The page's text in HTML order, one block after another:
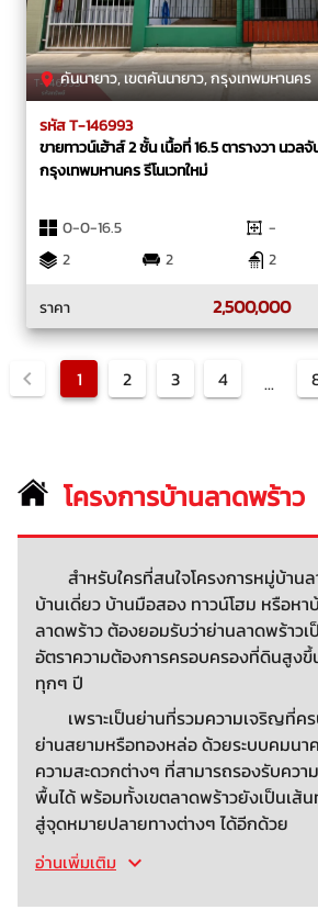
คันนายาว, เขตคันนายาว, กรุงเทพมหานคร
รหัส T-146993
ขายทาวน์เฮ้าส์ 2 ชั้น เนื้อที่ 16.5 ตารางวา นวล
กรุงเทพมหานคร รีโนเวทใหม่
0-0-16.5
-
2
2 2
ราคา
2,500,000
1 2 3 4 ...
โครงการบ้านลาดพร้าว
สำหรับใครที่สนใจโครงการหมู่บ้าน
บ้านเดี่ยว บ้านมือสอง ทาวน์โฮม หรือหาบ้
ลาดพร้าว ต้องยอมรับว่าย่านลาดพร้าว
อัตราความต้องการครอบครองที่ดินสูงขึ้
ทุกๆ ปี
เพราะเป็นย่านที่รวมความเจริญที่ค
ย่านสยามหรือทองหล่อ ด้วยระบบคมนา
ความสะดวกต่างๆ ที่สามารถรองรับควา
พื้นได้ พร้อมทั้งเขตลาดพร้าวยังเป็นเส้
สู่จุดหมายปลายทางต่างๆ ได้อีกด้วย
อ่านเพิ่มเติม